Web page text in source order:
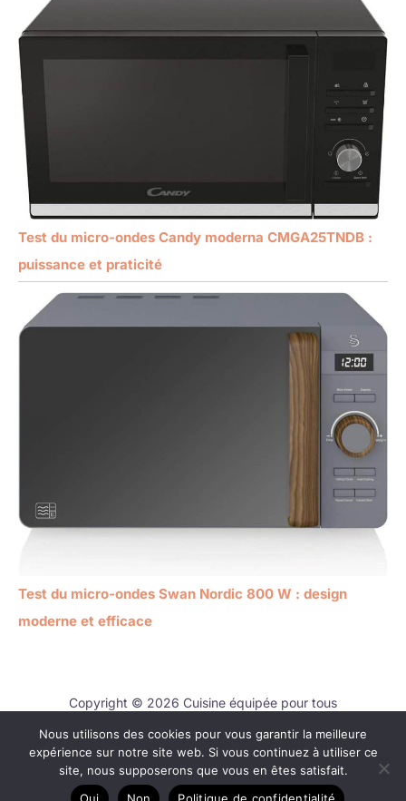
Test du micro-ondes Candy moderna CMGA25TNDB :
puissance et praticité
Test du micro-ondes Swan Nordic 800 W : design
moderne et efficace
Copyright © 2026 Cuisine équipée pour tous
Contact
Mentions légales
Politique de confidentialité
Nous utilisons des cookies pour vous garantir la meilleure
expérience sur notre site web. Si vous continuez à utiliser ce
site, nous supposerons que vous en êtes satisfait.
Oui
Non Politique de confidentialité